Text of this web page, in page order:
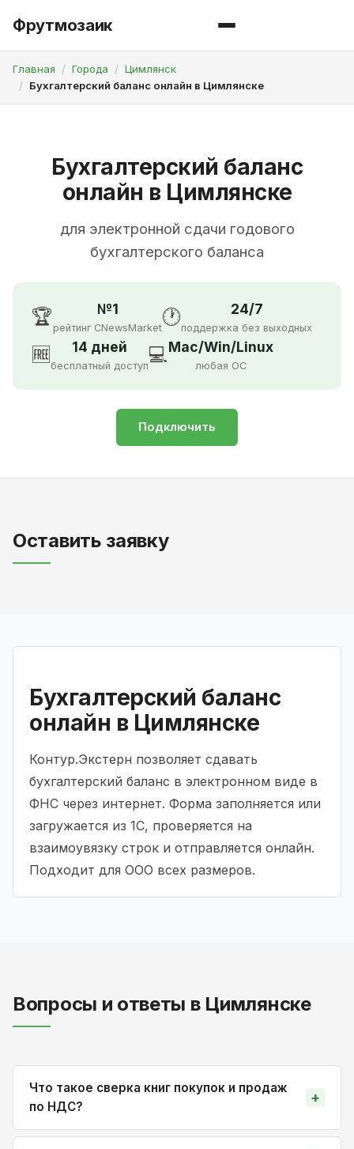
Фрутмозаик
Главная Города
Цимлянск
Бухгалтерский баланс онлайн в Цимлянске
Бухгалтерский баланс
онлайн в Цимлянске
для электронной сдачи годового
бухгалтерского баланса
🏆 №1
рейтинг CNewsMarket🕐 24/7
поддержка без выходных
🆓 14 дней
бесплатный доступ💻Mac/Win/Linux
любая ОС
Подключить
Оставить заявку
Бухгалтерский баланс
онлайн в Цимлянске
Контур.Экстерн позволяет сдавать
бухгалтерский баланс в электронном виде в
ФНС через интернет. Форма заполняется или
загружается из 1С, проверяется на
взаимоувязку строк и отправляется онлайн.
Подходит для ООО всех размеров.
Вопросы и ответы в Цимлянске
Что такое сверка книг покупок и продаж
по НДС?